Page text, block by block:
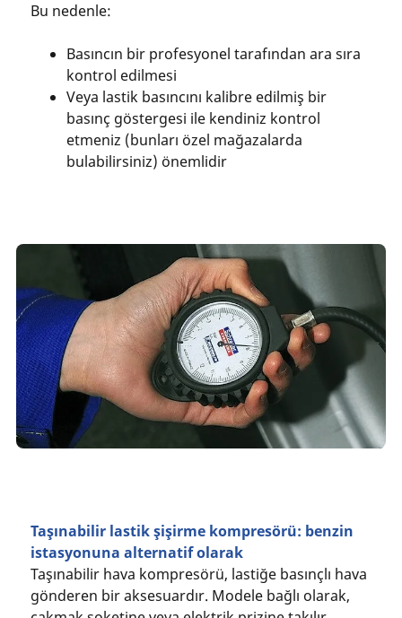
Bu nedenle:
Basıncın bir profesyonel tarafından ara sıra
kontrol edilmesi
Veya lastik basıncını kalibre edilmiş bir
basınç göstergesi ile kendiniz kontrol
etmeniz (bunları özel mağazalarda
bulabilirsiniz) önemlidir
Taşınabilir lastik şişirme kompresörü: benzin
istasyonuna alternatif olarak
Taşınabilir hava kompresörü, lastiğe basınçlı hava
gönderen bir aksesuardır. Modele bağlı olarak,